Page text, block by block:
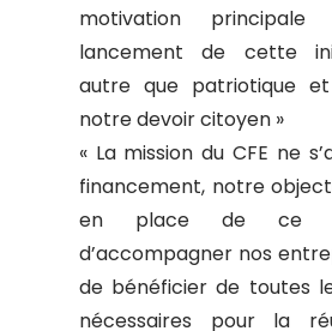
motivation
lancement de cette
autre que patriotique
notre devoir citoyen »
« La mission du CFE ne
financement, notre
en place de ce
d’accompagner nos
de bénéficier de toutes
nécessaires pour la